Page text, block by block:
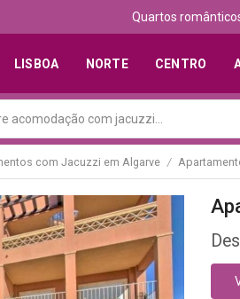
Quartos
LISBOA NORTE CENTRO
com Jacuzzi em Algarve /